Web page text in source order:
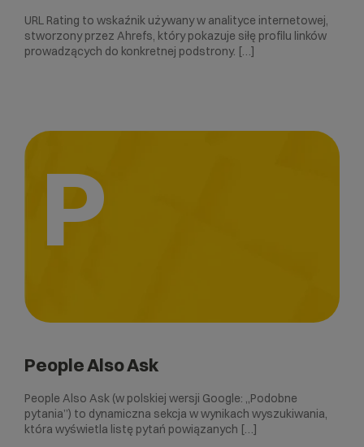
URL Rating to wskaźnik używany w analityce internetowej,
stworzony przez Ahrefs, który pokazuje siłę profilu linków
prowadzących do konkretnej podstrony. […]
P
People Also Ask
People Also Ask (w polskiej wersji Google: „Podobne
pytania”) to dynamiczna sekcja w wynikach wyszukiwania,
która wyświetla listę pytań powiązanych […]